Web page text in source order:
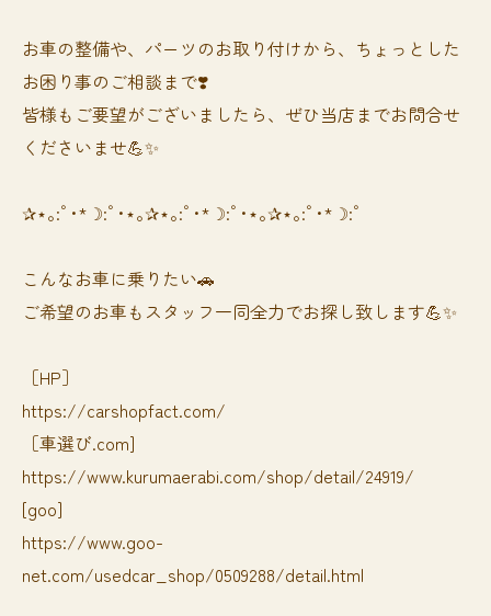
お車の整備や、パーツのお取り付けから、ちょっとした
お困り事のご相談まで❣️
皆様もご要望がございましたら、ぜひ当店までお問合せ
くださいませ💪✨
✰⋆｡:ﾟ･*☽:ﾟ･⋆｡✰⋆｡:ﾟ･*☽:ﾟ･⋆｡✰⋆｡:ﾟ･*☽:ﾟ
⁡⁡⁡こんなお車に乗りたい🚗
ご希望のお車もスタッフ一同全力でお探し致します💪✨
［HP］
https://carshopfact.com/
［車選び.com]
https://www.kurumaerabi.com/shop/detail/24919/
[goo]
https://www.goo-
net.com/usedcar_shop/0509288/detail.html